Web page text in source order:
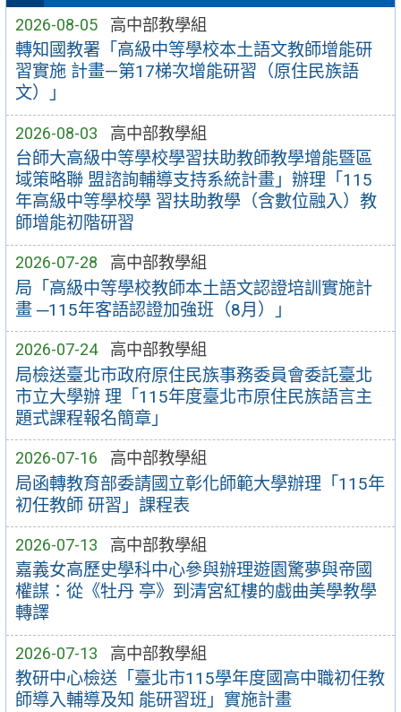
2026-08-05 高中部教學組
轉知國教署「高級中等學校本土語文教師增能研
習實施 計畫—第17梯次增能研習（原住民族語
文）」
2026-08-03 高中部教學組
台師大高級中等學校學習扶助教師教學增能暨區
域策略聯 盟諮詢輔導支持系統計畫」辦理「115
年高級中等學校學 習扶助教學（含數位融入）教
師增能初階研習
2026-07-28 高中部教學組
局「高級中等學校教師本土語文認證培訓實施計
畫 ─115年客語認證加強班（8月）」
2026-07-24 高中部教學組
局檢送臺北市政府原住民族事務委員會委託臺北
市立大學辦 理「115年度臺北市原住民族語言主
題式課程報名簡章」
2026-07-16 高中部教學組
局函轉教育部委請國立彰化師範大學辦理「115年
初任教師 研習」課程表
2026-07-13 高中部教學組
嘉義女高歷史學科中心參與辦理遊園驚夢與帝國
權謀：從《牡丹 亭》到清宮紅樓的戲曲美學教學
轉譯
2026-07-13 高中部教學組
教研中心檢送「臺北市115學年度國高中職初任教
師導入輔導及知 能研習班」實施計畫